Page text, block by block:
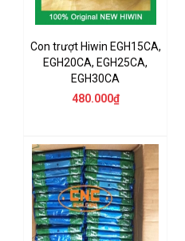
Con trượt Hiwin EGH15CA,
EGH20CA, EGH25CA,
EGH30CA
480.000₫